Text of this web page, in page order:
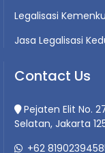
Legalisasi
Jasa Legalisasi
Contact Us
Pejaten Elit No.
Selatan, Jakarta
+62